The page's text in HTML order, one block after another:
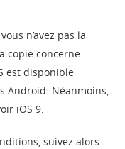
n’avez pas la
copie concerne
est disponible
Android. Néanmoins,
iOS 9.
suivez alors